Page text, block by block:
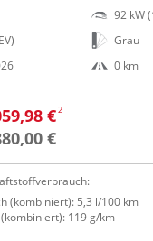
92 kW
Grau
0 km
€2
€
(kombiniert): 5,3 l/100 km
119 g/km